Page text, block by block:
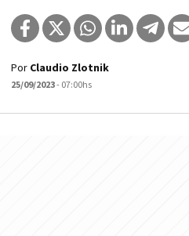
Por Claudio Zlotnik
25/09/2023- 07:00hs